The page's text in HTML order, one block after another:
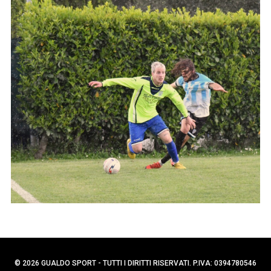
e
r
:
© 2026 GUALDO SPORT - TUTTI I DIRITTI RISERVATI. P.IVA: 0394780546
C
e
r
c
a
p
e
r
: